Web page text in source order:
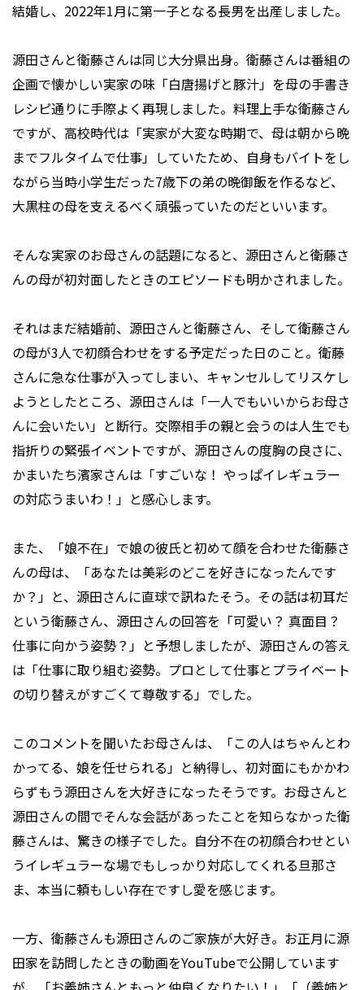
結婚し、2022年1月に第一子となる長男を出産しました。
源田さんと衛藤さんは同じ大分県出身。衛藤さんは番組の
企画で懐かしい実家の味「白唐揚げと豚汁」を母の手書き
レシピ通りに手際よく再現しました。料理上手な衛藤さん
ですが、高校時代は「実家が大変な時期で、母は朝から晩
までフルタイムで仕事」していたため、自身もバイトをし
ながら当時小学生だった7歳下の弟の晩御飯を作るなど、
大黒柱の母を支えるべく頑張っていたのだといいます。
そんな実家のお母さんの話題になると、源田さんと衛藤さ
んの母が初対面したときのエピソードも明かされました。
それはまだ結婚前、源田さんと衛藤さん、そして衛藤さん
の母が3人で初顔合わせをする予定だった日のこと。衛藤
さんに急な仕事が入ってしまい、キャンセルしてリスケし
ようとしたところ、源田さんは「一人でもいいからお母さ
んに会いたい」と断行。交際相手の親と会うのは人生でも
指折りの緊張イベントですが、源田さんの度胸の良さに、
かまいたち濱家さんは「すごいな！ やっぱイレギュラー
の対応うまいわ！」と感心します。
また、「娘不在」で娘の彼氏と初めて顔を合わせた衛藤さ
んの母は、「あなたは美彩のどこを好きになったんです
か？」と、源田さんに直球で訊ねたそう。その話は初耳だ
という衛藤さん、源田さんの回答を「可愛い？ 真面目？
仕事に向かう姿勢？」と予想しましたが、源田さんの答え
は「仕事に取り組む姿勢。プロとして仕事とプライベート
の切り替えがすごくて尊敬する」でした。
このコメントを聞いたお母さんは、「この人はちゃんとわ
かってる、娘を任せられる」と納得し、初対面にもかかわ
らずもう源田さんを大好きになったそうです。お母さんと
源田さんの間でそんな会話があったことを知らなかった衛
藤さんは、驚きの様子でした。自分不在の初顔合わせとい
うイレギュラーな場でもしっかり対応してくれる旦那さ
ま、本当に頼もしい存在ですし愛を感じます。
一方、衛藤さんも源田さんのご家族が大好き。お正月に源
田家を訪問したときの動画をYouTubeで公開しています